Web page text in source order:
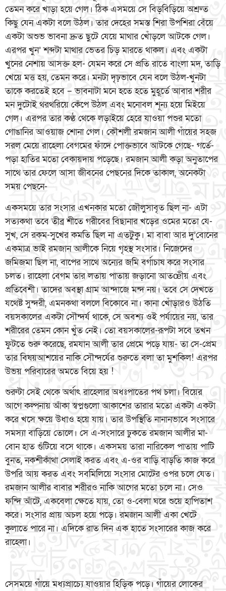
তেমন করে খাড়া হয়ে গেল। ঠিক এসময়ে সে বিড়বিড়িয়ে অশ্রুত
কিছু যেন একটা বলে উঠল। তার দেহের সমস্ত শিরা উপশিরা বেঁয়ে
একটা অশুভ ভাবনা দ্রুত ছুটে যেয়ে মাথার খোঁড়লে আটকে গেল।
এরপর খুন’ শব্দটা মাথার ভেতর চিড় মারতে থাকল। এবং একটা
খুনের নেশায় আসক্ত হল- যেমন করে সে প্রতি রাতে বাংলা মদ, তাড়ি
খেয়ে মত্ত হয়, তেমন করে। মনটা দৃঢ়ভাবে যেন বলে উঠল-খুনটা
তাকে করতেই হবে – ভাবনাটা মনে হতে হতে মুহূর্তে আবার শরীর
মন দুটোই থরথরিয়ে কেঁপে উঠল এবং মনোবল শূন্য হয়ে মিইয়ে
গেল। এরপর তার কণ্ঠ থেকে লড়াইয়ে হেরে যাওয়া পশুর মতো
গোঙানির আওয়াজ শোনা গেল। কৌশলী রমজান আলী গাঁয়ের সহজ
সরল মেয়ে রাহেলা বেগমের ফাঁদে পোক্তভাবে আটকে গেছে- গর্তে-
পড়া হাতির মতো বেকায়দায় পড়েছে। রমজান আলী কড়া অনুতাপের
সাথে তার ফেলে আসা জীবনের পেছনের দিকে তাকাল, অনেকটা
সময় পেছনে-
একসময়ে তার সংসার এখনকার মতো জৌলুসাবৃত ছিল না- এটা
সত্যকথা তবে তীব্র শীতে গরীবের বিছানার খড়ের ওমের মতো যে-
সুখ, সে রকম-সুখের কমতি ছিল না এতটুকু। মা বাবা আর দু’বোনের
একমাত্র ভাই রমজান আলীকে নিয়ে গৃহস্থ সংসার। নিজেদের
জমিজমা ছিল না, বাপের সাথে অন্যের জমি বর্গাচাষ করে সংসার
চলত। রাহেলা বেগম তার লতায় পাতায় জড়ানো আতœীয় এবং
প্রতিবেশী। তাদের অবস্থা গ্রাম আন্দাজে মন্দ নয়। তবে সে দেখতে
যথেষ্ট সুন্দরী, এমনকথা বললে বিকোবে না। কানা খোঁড়ারও উঠতি
বয়সকালের একটা সৌন্দর্য থাকে, সে অবশ্য ওই পর্যায়ের নয়, তার
শরীরের তেমন কোন খুঁত নেই। তো বয়সকালের-রূপটা সবে তখন
ফুটতে শুরু করেছে, রমযান আলী তার প্রেমে পড়ে যায়- তা সে-প্রেম
তার বিষয়আশয়ের নাকি সৌন্দর্যের শুরুতে বলা তা মুশকিল! এরপর
উভয় পরিবারের অমতে বিয়ে হয় !
শুরুটা সেই থেকে অর্থাৎ রাহেলার অধঃপাতের পথ চলা। বিয়ের
আগে কল্পনায় আঁকা স্বপ্নগুলো আকাশের তারার মতো একটা একটা
করে খসে ক্ষয়ে উধাও হয়ে যায়। তার উপস্থিতি নানানভাবে সংসারে
সমস্যা বাড়িয়ে তোলে। সে এ-সংসারে ঢুকতে রমজান আলীর মা-
বোন হাত গুঁটিয়ে বসে থাকে। একসময় তারা নারিকেল পাতায় পাটি
বুনত, নকশীকাঁথা সেলাই করত এবং এ-ওর বাড়ি বাড়তি কাজ করে
উপরি আয় করত এবং সবমিলিয়ে সংসার মোটের ওপর চলে যেত।
রমজান আলীর বাবার শরীরও নাকি আগের মতো চলে না। সেও
ফন্দি আঁটে, একবেলা ক্ষেতে যায়, তো ও-বেলা ঘরে শুয়ে হাপিতাশ
করে। সংসার প্রায় অচল হয়ে পড়ে। রমজান আলী একা খেটে
কুলাতে পারে না। এদিকে রাত দিন এক হাতে সংসারের কাজ করে
রাহেলা।
সেসময়ে গাঁয়ে মধ্যপ্রাচ্যে যাওয়ার হিড়িক পড়ে। গাঁয়ের লোকের